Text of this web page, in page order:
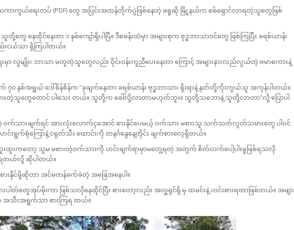
ကွယ်ရေးတပ် (PDF) တွေ အပြင်းအထန်တိုက်ပွဲဖြစ်နေတဲ့ ဖရူဆို မြို့နယ်က စစ်ရှောင်လာရတဲ့သူတွေဖြစ်
တို့တွေ နေထိုင်နေတာ ၁ နှစ်ကျော်ရှိပါပြီ။ ဒီစခန်းထဲမှာ အများစုက ဗုဒ္ဓဘာသာဝင်တွေ ဖြစ်ကြပြီး ခရစ်ယာန်၊
ငယ်သာ ရှိကြပါတယ်။
ာ လူမျိုး၊ ဘာသာ မတူတဲ့သူတွေလည်း ဝိုင်းဝန်းကူညီပေးနေတာ ကြောင့် အများနားလည်လွယ်တဲ့ ဗမာစကားနဲ့
က် ၇၀ နှစ်အရွယ် ဒေါ်စိန်စိန်က “ခုချက်နေတာ ခရစ်ယာန်၊ ဗုဒ္ဓဘာသာ၊ ရိုးရာနဲ့ နတ်တို့ကိုးကွယ်သူ အကုန်ပါတယ်။
းတဲ့သူတွေတောင် ပါသေး တယ်။ သူတို့က ခေါ်လို့လာတာမဟုတ်ဘူး။ သူတို့သဘောနဲ့ သူတို့လာတာ”လို့ ပြောပါ
က်သားချက်ရင် အားလုံးလောက်ငှအောင် စားနိုင်ပေမယ့် ဝက်သား မစားသူ သက်သတ်လွတ်သမားတွေ ပါဝင်
င်းရွက်စုံကြော်နဲ့ ငရုတ်သီး ထောင်းကို တနင်္ဂနွေနေ့တိုင်း ချက်စားလေ့ရှိတယ်။
းထူးကတော့ သူမ မစားတဲ့ဝက်သားကို ဟင်းချက်ရာမှာမတွေ့ရတဲ့ အတွက် စိတ်လက်ပေါ့ပါးမှုဖြစ်ရသလို
ရတယ်လို့ ဆိုပါတယ်။
းနိုင်ဖို့ဆိုတာ အင်မတန်ခက်ခဲတဲ့ အခြေအနေပါ။
လပါတ်တွေအုပ်မိုးကာ ဖြစ်သလိုနေထိုင်ပြီး စားတော့လည်း အလှူရှင်ရှိ မှ ထမင်းနဲ့ ဟင်းစားရတာဖြစ်တယ်။ အမျာ
အသီးအရွက်သာ စားကြရ တယ်။